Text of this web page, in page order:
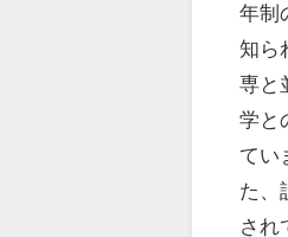
年制
知ら
専と
学と
てい
た、
され